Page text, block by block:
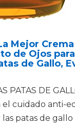
Mejor
de Ojos
de Gallo,
PATAS DE
el cuidado anti-
las patas de